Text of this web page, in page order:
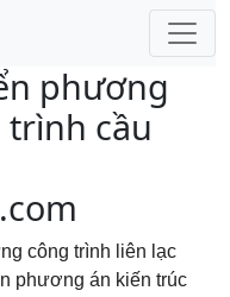
phương
cầu
công trình liên lạc
phương án kiến trúc